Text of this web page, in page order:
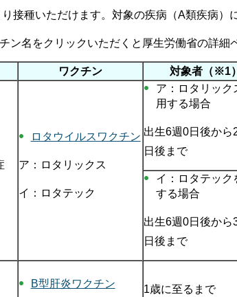
接種いただけます。対象の疾病（A類疾病）
名をクリックいただくと厚生労働省の詳細
ワクチン 対象者（※1）
ロタウイルスワクチン
ア：ロタリックス
イ：ロタテック
ア：ロタリック
用する場合
出生6週0日後から
日後まで
イ：ロタテック
する場合
出生6週0日後から
日後まで
B型肝炎ワクチン 1歳に至るまで